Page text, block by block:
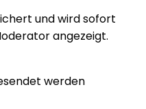
und wird sofort
angezeigt.
werden